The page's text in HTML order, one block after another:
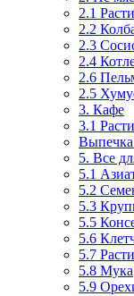
2.1
2.2
2.3
2.4
2.6
2.5
3. Кафе
3.1
Выпечка
5. Все
5.1
5.2
5.3
5.5
5.6
5.7
5.8 Мука
5.9